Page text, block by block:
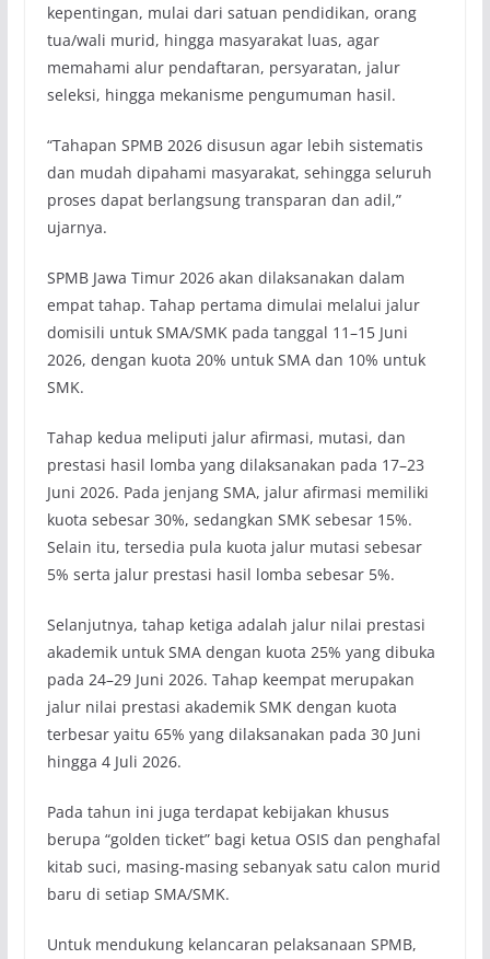
kepentingan, mulai dari satuan pendidikan, orang
tua/wali murid, hingga masyarakat luas, agar
memahami alur pendaftaran, persyaratan, jalur
seleksi, hingga mekanisme pengumuman hasil.
“Tahapan SPMB 2026 disusun agar lebih sistematis
dan mudah dipahami masyarakat, sehingga seluruh
proses dapat berlangsung transparan dan adil,”
ujarnya.
SPMB Jawa Timur 2026 akan dilaksanakan dalam
empat tahap. Tahap pertama dimulai melalui jalur
domisili untuk SMA/SMK pada tanggal 11–15 Juni
2026, dengan kuota 20% untuk SMA dan 10% untuk
SMK.
Tahap kedua meliputi jalur afirmasi, mutasi, dan
prestasi hasil lomba yang dilaksanakan pada 17–23
Juni 2026. Pada jenjang SMA, jalur afirmasi memiliki
kuota sebesar 30%, sedangkan SMK sebesar 15%.
Selain itu, tersedia pula kuota jalur mutasi sebesar
5% serta jalur prestasi hasil lomba sebesar 5%.
Selanjutnya, tahap ketiga adalah jalur nilai prestasi
akademik untuk SMA dengan kuota 25% yang dibuka
pada 24–29 Juni 2026. Tahap keempat merupakan
jalur nilai prestasi akademik SMK dengan kuota
terbesar yaitu 65% yang dilaksanakan pada 30 Juni
hingga 4 Juli 2026.
Pada tahun ini juga terdapat kebijakan khusus
berupa “golden ticket” bagi ketua OSIS dan penghafal
kitab suci, masing-masing sebanyak satu calon murid
baru di setiap SMA/SMK.
Untuk mendukung kelancaran pelaksanaan SPMB,